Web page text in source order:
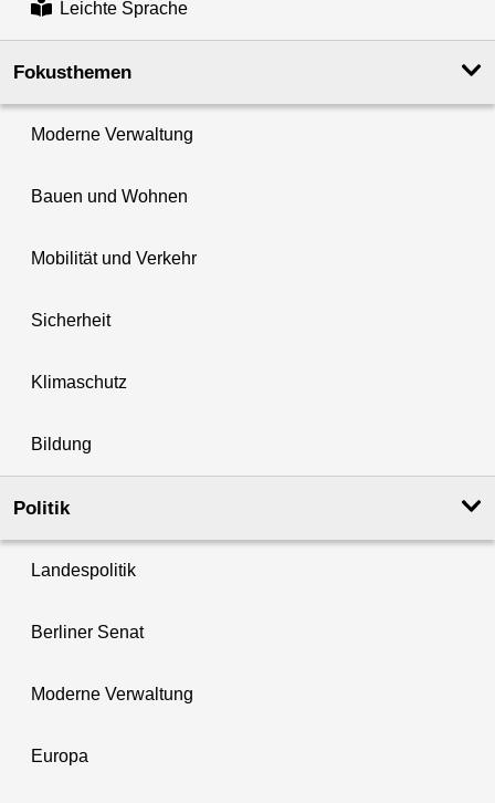
Leichte Sprache
Fokusthemen
Moderne Verwaltung
Bauen und Wohnen
Mobilität und Verkehr
Sicherheit
Klimaschutz
Bildung
Politik
Landespolitik
Berliner Senat
Moderne Verwaltung
Europa